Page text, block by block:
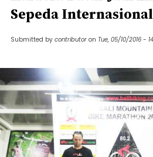
Sepeda Internasional
Submitted by contributor on Tue, 05/10/2016 -